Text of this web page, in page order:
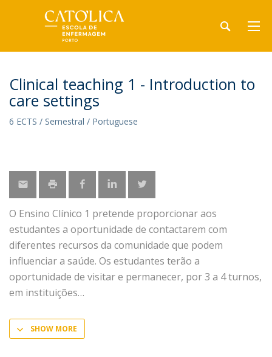
Clinical teaching 1 - Introduction to
care settings
6 ECTS / Semestral / Portuguese
O Ensino Clínico 1 pretende proporcionar aos
estudantes a oportunidade de contactarem com
diferentes recursos da comunidade que podem
influenciar a saúde. Os estudantes terão a
oportunidade de visitar e permanecer, por 3 a 4 turnos,
em instituições
SHOW MORE